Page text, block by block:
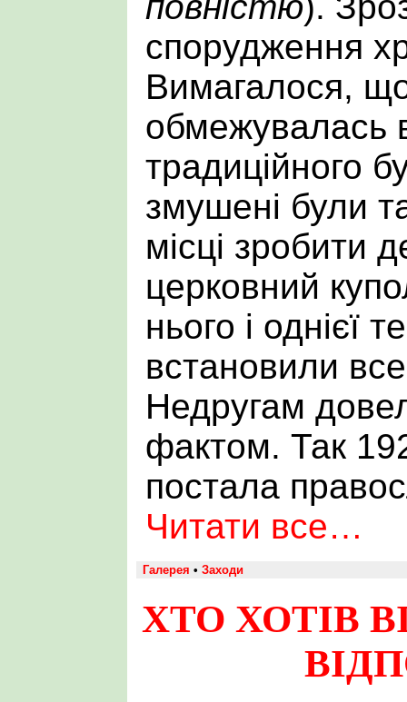
спорудження
Вимагалося,
обмежувалась
традиційного
змушені були
місці зробити
церковний
нього і однієї
встановили
Недругам
фактом. Так
постала
Читати все…
Галерея • Заходи
ХТО ХОТІВ